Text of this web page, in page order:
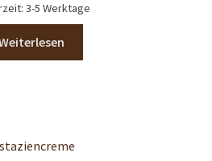
3-5 Werktage